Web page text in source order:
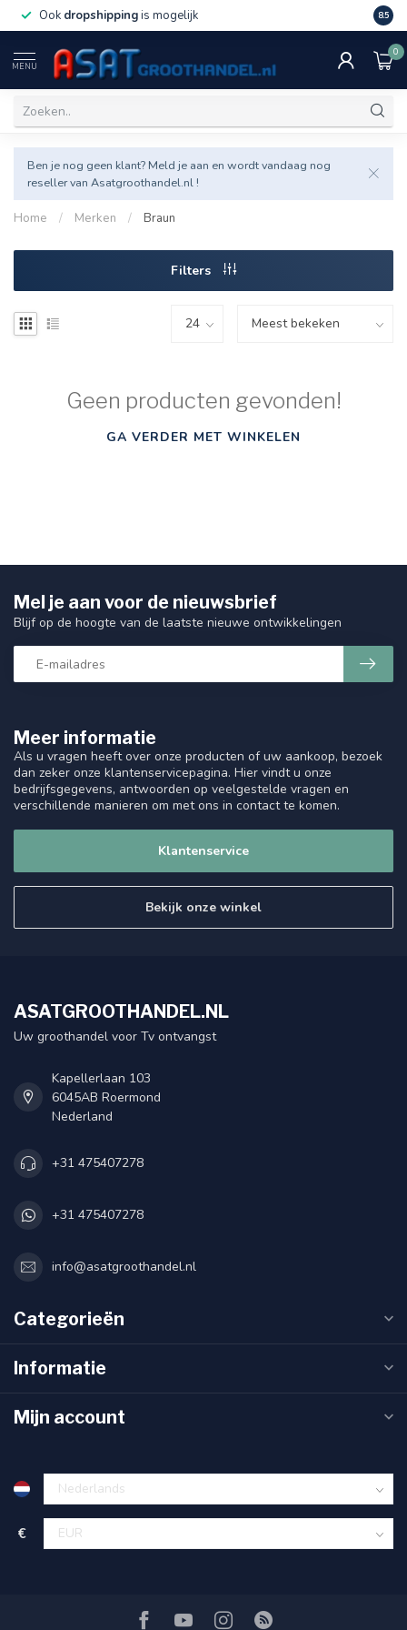
Ook dropshippingis mogelijk Veel
8.5
MENU
0
Ben je nog geen klant? Meld je aan en wordt vandaag nog
reseller van Asatgroothandel.nl !
Home / Merken / Braun
Filters
Geen producten gevonden!
GA VERDER MET WINKELEN
Meer informatie
Als u vragen heeft over onze producten of uw aankoop, bezoek
dan zeker onze klantenservicepagina. Hier vindt u onze
bedrijfsgegevens, antwoorden op veelgestelde vragen en
verschillende manieren om met ons in contact te komen.
Klantenservice
Bekijk onze winkel
Mel je aan voor de nieuwsbrief
Blijf op de hoogte van de laatste nieuwe ontwikkelingen
ASATGROOTHANDEL.NL
Uw groothandel voor Tv ontvangst
Kapellerlaan 103
6045AB Roermond
Nederland
+31 475407278
+31 475407278
info@asatgroothandel.nl
Categorieën
Informatie
Mijn account
€